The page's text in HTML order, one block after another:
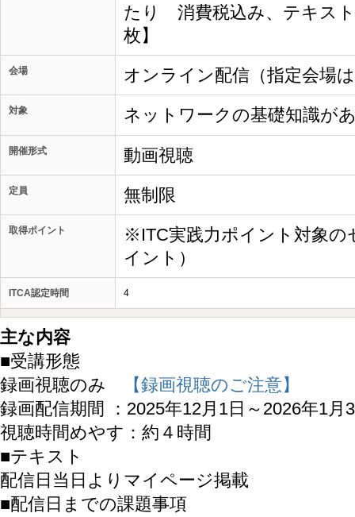
たり 消費税込み、テキス
枚】
会場 オンライン配信（指定会場
対象 ネットワークの基礎知識が
開催形式 動画視聴
定員 無制限
取得ポイント
※ITC実践力ポイント対象の
イント）
ITCA認定時間 4
主な内容
■受講形態
録画視聴のみ
【録画視聴のご注意】
録画配信期間 ：2025年12月1日～2026年1月
視聴時間めやす：約４時間
■テキスト
配信日当日よりマイページ掲載
■配信日までの課題事項